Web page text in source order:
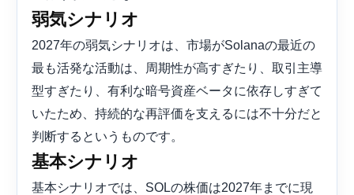
弱気シナリオ
2027年の弱気シナリオは、市場がSolanaの最近の
最も活発な活動は、周期性が高すぎたり、取引主導
型すぎたり、有利な暗号資産ベータに依存しすぎて
いたため、持続的な再評価を支えるには不十分だと
判断するというものです。
基本シナリオ
基本シナリオでは、SOLの株価は2027年までに現